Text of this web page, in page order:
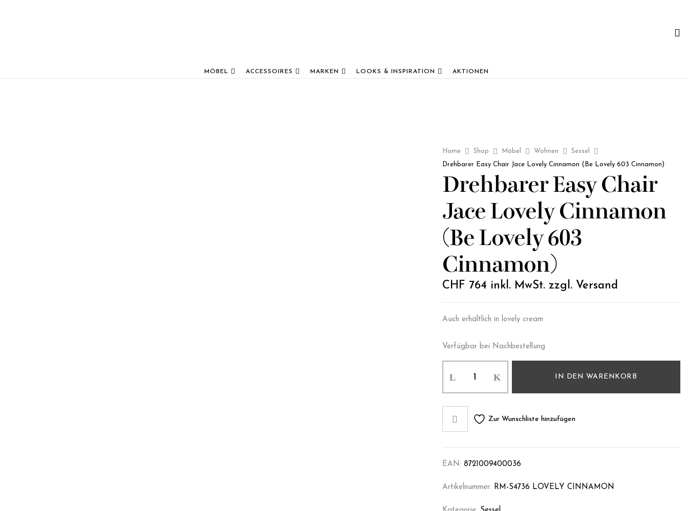
MÖBEL ACCESSOIRES MARKEN LOOKS & INSPIRATION AKTIONEN
Home Shop Möbel Wohnen
Sessel
Drehbarer Easy Chair Jace Lovely Cinnamon (Be Lovely 603 Cinnamon)
Drehbarer Easy Chair
Jace Lovely Cinnamon
(Be Lovely 603
Cinnamon)
CHF 764 inkl. MwSt. zzgl. Versand
Auch erhältlich in lovely cream
Verfügbar bei Nachbestellung
IN DEN WARENKORB
Zur Wunschliste hinzufügen
EAN: 8721009400036
Artikelnummer: RM-S4736 LOVELY CINNAMON